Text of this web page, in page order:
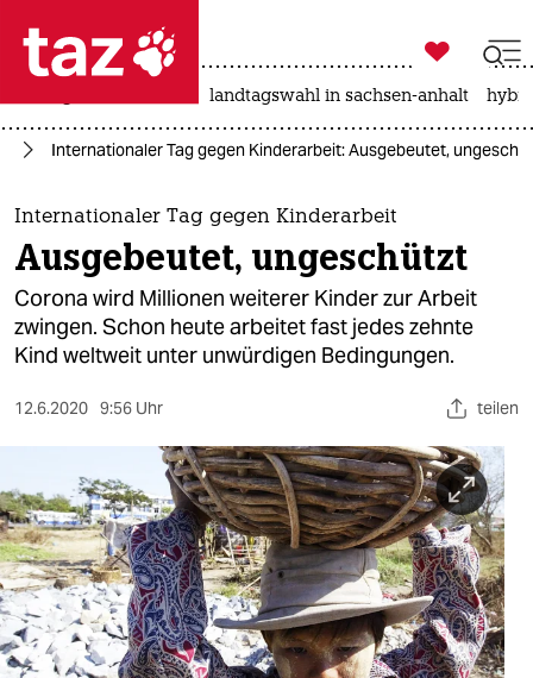
 taz zahl ich
taz zahl ich
themen
politik
öko
sport
berlin
nord
wahrheit

taz zahl ich
landtagswahl in sachsen-anhalt
Internationaler Tag gegen Kinderarbeit: Ausgebeutet,
Internationaler Tag gegen Kinderarbeit
Ausgebeutet, ungeschützt
Corona wird Millionen weiterer Kinder zur Arbeit
zwingen. Schon heute arbeitet fast jedes zehnte
Kind weltweit unter unwürdigen Bedingungen.
12.6.2020 9:56 Uhr teilen